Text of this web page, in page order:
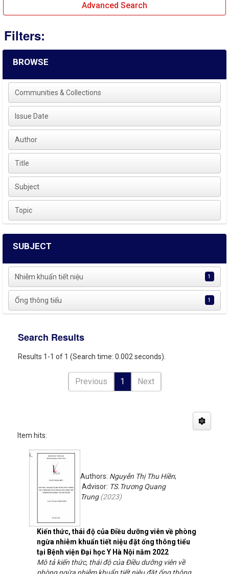
Advanced Search
Filters:
BROWSE
Communities & Collections
Issue Date
Author
Title
Subject
Topic
SUBJECT
Nhiễm khuẩn tiết niệu 1
Ống thông tiểu 1
Search Results
Results 1-1 of 1 (Search time: 0.002 seconds).
Previous 1 Next
Item hits:
Kiến thức, thái độ của Điều dưỡng viên về phòng
ngừa nhiễm khuẩn tiết niệu đặt ống thông tiểu
tại Bệnh viện Đại học Y Hà Nội năm 2022
Authors: Nguyễn Thị Thu Hiền;
Advisor: TS.Trương Quang
Trung(2023)
Mô tả kiến thức, thái độ của Điều dưỡng viên về